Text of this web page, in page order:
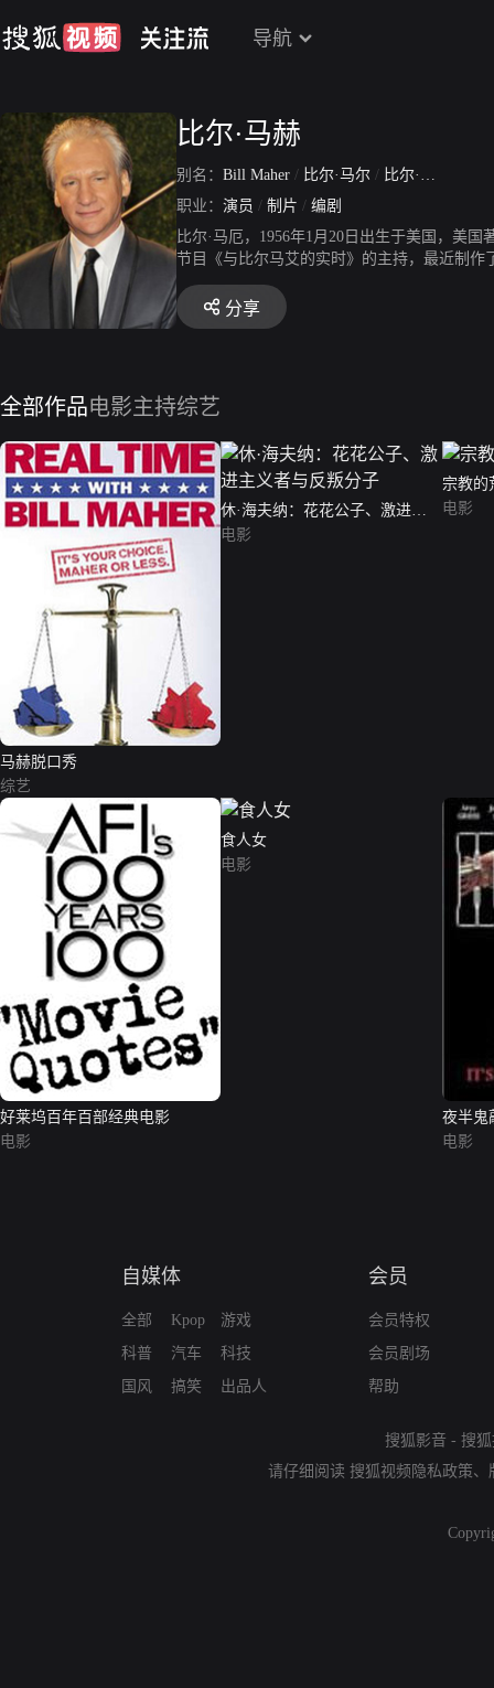
导航
比尔·马赫
别名： Bill Maher / 比尔·马尔 / 比尔·马厄
职业： 演员 / 制片 / 编剧
比尔·马厄，1956年1月20日出生于美国，美
节目《与比尔马艾的实时》的主持，最近制
分享
全部作品电影主持综艺
马赫脱口秀
综艺
休·海夫纳：花花公子、激进主
义者与反叛分子
电影
宗教的
电影
好莱坞百年百部经典电影
电影
食人女
电影
夜半鬼
电影
自媒体
全部
科普
国风
Kpop
汽车
搞笑
游戏
科技
出品人
会员
会员特权
会员剧场
帮助
搜狐影音 - 搜
请仔细阅读 搜狐视频隐私政策、